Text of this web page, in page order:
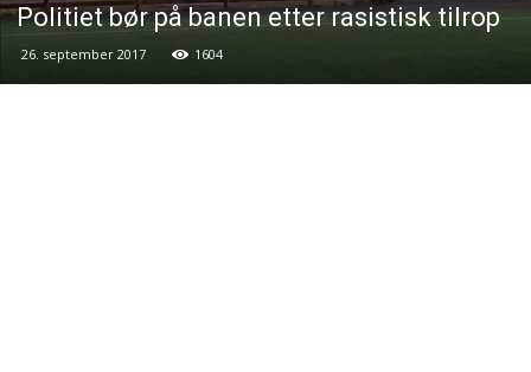
Politiet bør på banen etter rasistisk tilrop
26. september 2017 1604